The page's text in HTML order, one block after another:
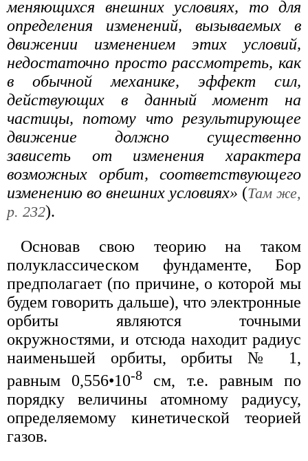
меняющихся внешних условиях, то для
определения изменений, вызываемых в
движении изменением этих условий,
недостаточно просто рассмотреть, как
в обычной механике, эффект сил,
действующих в данный момент на
частицы, потому что результирующее
движение должно существенно
зависеть от изменения характера
возможных орбит, соответствующего
изменению во внешних условиях» (Там же,
р. 232).
Основав свою теорию на таком
полуклассическом фундаменте, Бор
предполагает (по причине, о которой мы
будем говорить дальше), что электронные
орбиты являются точными
окружностями, и отсюда находит радиус
наименьшей орбиты, орбиты № 1,
равным 0,556•10-8
см, т.е. равным по
порядку величины атомному радиусу,
определяемому кинетической теорией
газов.